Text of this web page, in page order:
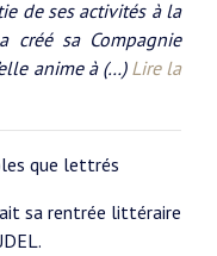
de ses activités à la
créé sa Compagnie
anime à (…) Lire la
que lettrés
sa rentrée littéraire